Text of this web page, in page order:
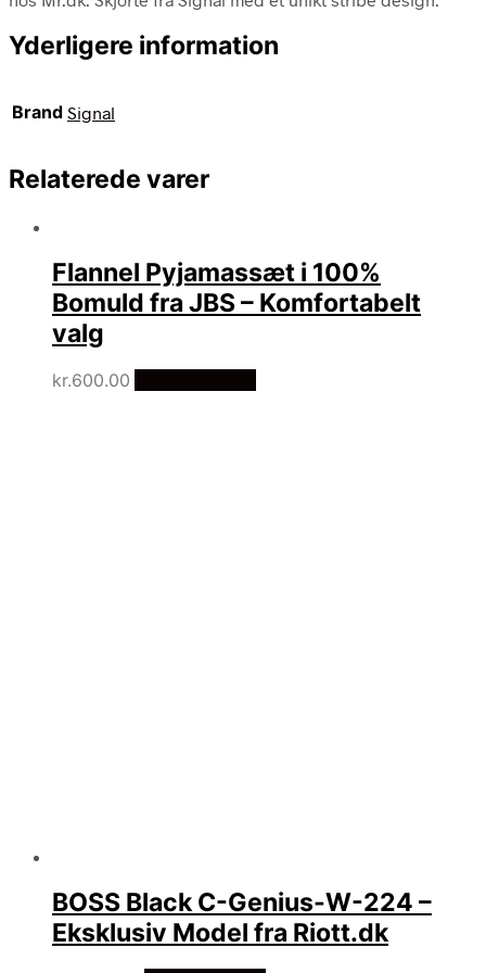
Yderligere information
Brand Signal
Relaterede varer
Flannel Pyjamassæt i 100%
Bomuld fra JBS – Komfortabelt
valg
kr.600.00
BOSS Black C-Genius-W-224 –
Eksklusiv Model fra Riott.dk